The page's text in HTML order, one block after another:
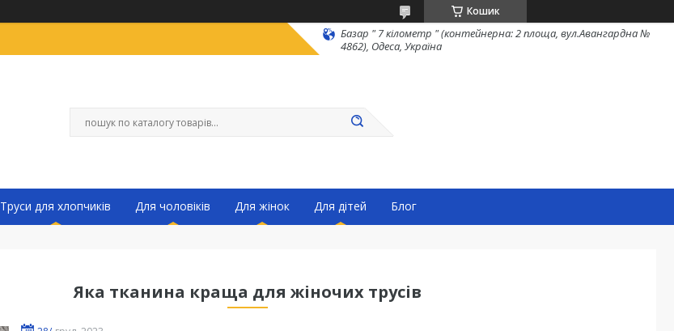
Кошик
Базар " 7 кілометр " (контейнерна: 2 площа, вул.Авангардна №
4862), Одеса, Україна
Труси для хлопчиків Для чоловіків Для жінок Для дітей Блог
Яка тканина краща для жіночих трусів